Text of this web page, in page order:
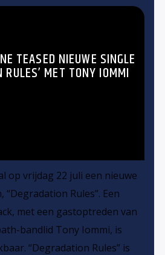
TEASED NIEUWE SINGLE
RULES’ MET TONY IOMMI
op vrijdag 22 juli een nieuwe
Rules”. Een
met een gastoptreden van
bandlid Tony Iommi, is
“Degradation Rules” is